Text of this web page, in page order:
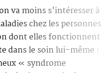
va moins s’intéresser à
chez les personnes
dont elles fonctionnent
dans le soin lui-même :
« syndrome